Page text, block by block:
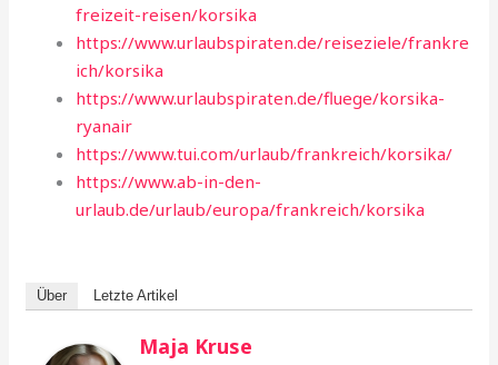
freizeit-reisen/korsika
https://www.urlaubspiraten.de/reiseziele/frankre
ich/korsika
https://www.urlaubspiraten.de/fluege/korsika-
ryanair
https://www.tui.com/urlaub/frankreich/korsika/
https://www.ab-in-den-
urlaub.de/urlaub/europa/frankreich/korsika
Über Letzte Artikel
Maja Kruse